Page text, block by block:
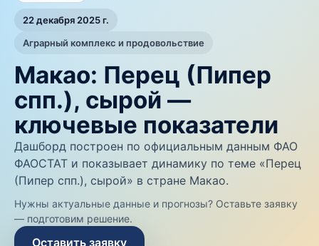
22 декабря 2025 г.
Аграрный комплекс и продовольствие
Макао: Перец (Пипер
спп.), сырой —
ключевые показатели
Дашборд построен по официальным данным ФАО
ФАОСТАТ и показывает динамику по теме «Перец
(Пипер спп.), сырой» в стране Макао.
Нужны актуальные данные и прогнозы? Оставьте заявку
— подготовим решение.
Оставить заявку